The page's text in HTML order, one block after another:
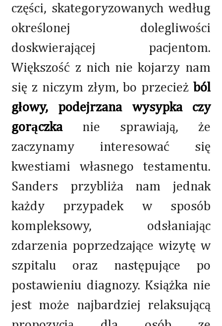
części, skategoryzowanych według
określonej dolegliwości
doskwierającej pacjentom.
Większość z nich nie kojarzy nam
się z niczym złym, bo przecież ból
głowy, podejrzana wysypka czy
gorączkanie sprawiają, że
zaczynamy interesować się
kwestiami własnego testamentu.
Sanders przybliża nam jednak
każdy przypadek w sposób
kompleksowy, odsłaniając
zdarzenia poprzedzające wizytę w
szpitalu oraz następujące po
postawieniu diagnozy. Książka nie
jest może najbardziej relaksującą